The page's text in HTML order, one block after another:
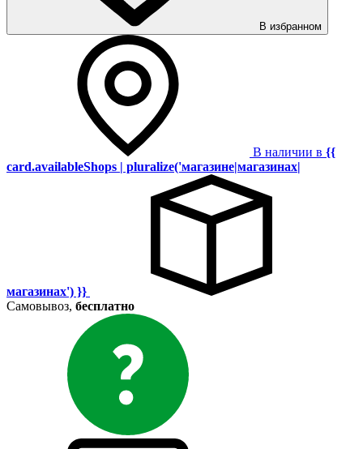
В избранном
В наличии в {{
card.availableShops | pluralize('магазине|магазинах|
магазинах') }}
Самовывоз, бесплатно